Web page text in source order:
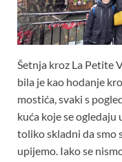
Šetnja kroz La Petite
bila je kao hodanje
mostića, svaki s
kuća koje se
toliko skladni da smo
upijemo. Iako se